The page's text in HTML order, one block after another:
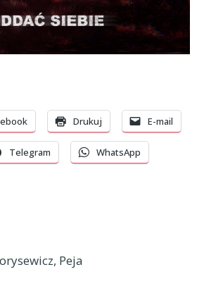
Drukuj E-mail
Telegram WhatsApp
, Peja